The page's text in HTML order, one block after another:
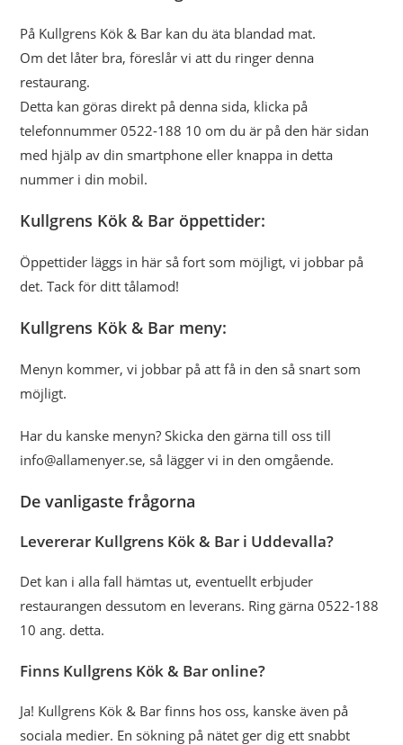
På Kullgrens Kök & Bar kan du äta blandad mat.
Om det låter bra, föreslår vi att du ringer denna
restaurang.
Detta kan göras direkt på denna sida, klicka på
telefonnummer 0522-188 10 om du är på den här sidan
med hjälp av din smartphone eller knappa in detta
nummer i din mobil.
Kullgrens Kök & Bar öppettider:
Öppettider läggs in här så fort som möjligt, vi jobbar på
det. Tack för ditt tålamod!
Kullgrens Kök & Bar meny:
Menyn kommer, vi jobbar på att få in den så snart som
möjligt.
Har du kanske menyn? Skicka den gärna till oss till
info@allamenyer.se, så lägger vi in den omgående.
De vanligaste frågorna
Levererar Kullgrens Kök & Bar i Uddevalla?
Det kan i alla fall hämtas ut, eventuellt erbjuder
restaurangen dessutom en leverans. Ring gärna 0522-188
10 ang. detta.
Finns Kullgrens Kök & Bar online?
Ja! Kullgrens Kök & Bar finns hos oss, kanske även på
sociala medier. En sökning på nätet ger dig ett snabbt